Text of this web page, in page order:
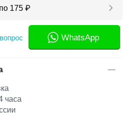
175 ₽
WhatsApp
часа